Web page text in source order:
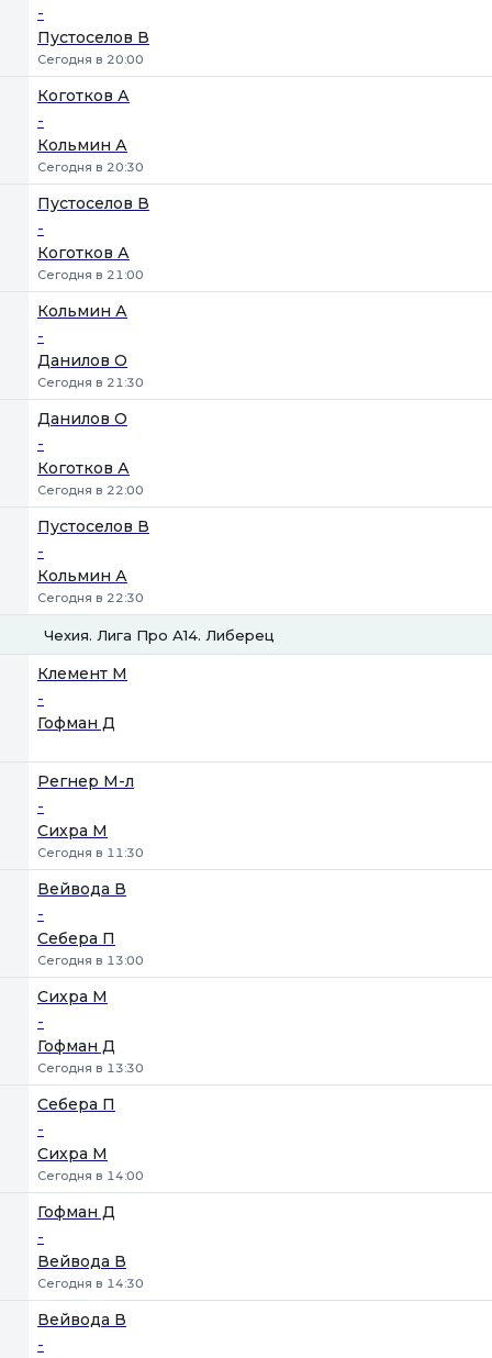
-
Пустоселов В
Сегодня в 20:00
Коготков А
-
Кольмин А
Сегодня в 20:30
Пустоселов В
-
Коготков А
Сегодня в 21:00
Кольмин А
-
Данилов О
Сегодня в 21:30
Данилов О
-
Коготков А
Сегодня в 22:00
Пустоселов В
-
Кольмин А
Сегодня в 22:30
Чехия. Лига Про А14. Либерец
Клемент М
-
Гофман Д
Регнер М-л
-
Сихра М
Сегодня в 11:30
Вейвода В
-
Себера П
Сегодня в 13:00
Сихра М
-
Гофман Д
Сегодня в 13:30
Себера П
-
Сихра М
Сегодня в 14:00
Гофман Д
-
Вейвода В
Сегодня в 14:30
Вейвода В
-